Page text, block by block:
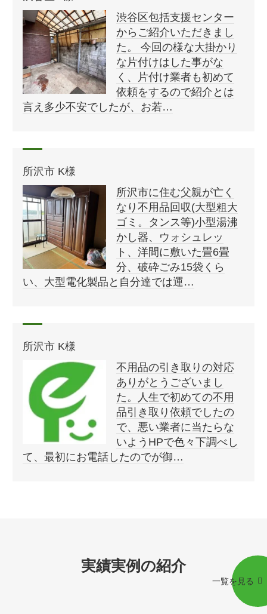
渋谷区包括支援センター
からご紹介いただきまし
た。 今回の様な大掛かり
な片付けはした事がな
く、片付け業者も初めて
依頼をするので紹介とは
言え多少不安でしたが、お若…
所沢市 K様
所沢市に住む父親が亡く
なり不用品回収(大型粗大
ゴミ。タンス等)小型湯沸
かし器、ウォシュレッ
ト、洋間に敷いた畳6畳
分、破砕ごみ15袋くら
い、大型電化製品と自分達では運…
所沢市 K様
不用品の引き取りの対応
ありがとうございまし
た。人生で初めての不用
品引き取り依頼でしたの
で、悪い業者に当たらな
いようHPで色々下調べし
て、最初にお電話したのでが御…
実績実例の紹介
一覧を見る